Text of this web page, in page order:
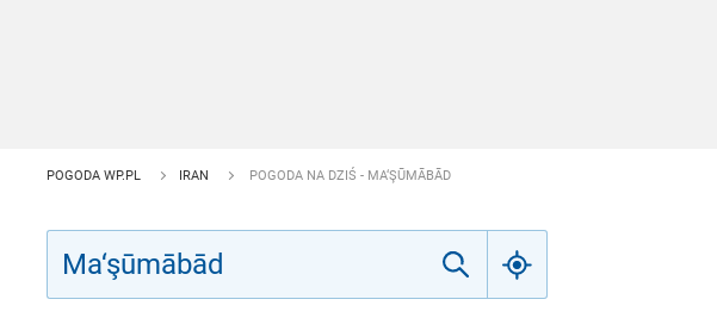
POGODA WP.PL IRAN POGODA NA DZIŚ - MA‘ŞŪMĀBĀD